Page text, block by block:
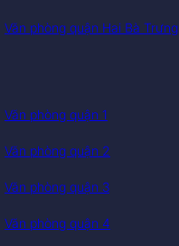
Văn phòng quận Hai Bà Trưng
Văn phòng quận 1
Văn phòng quận 2
Văn phòng quận 3
Văn phòng quận 4